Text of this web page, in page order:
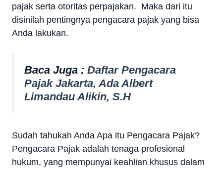
pajak serta otoritas perpajakan. Maka dari itu
disinilah pentingnya pengacara pajak yang bisa
Anda lakukan.
Baca Juga : Daftar Pengacara
Pajak Jakarta, Ada Albert
Limandau Alikin, S.H
Sudah tahukah Anda Apa itu Pengacara Pajak?
Pengacara Pajak adalah tenaga profesional
hukum, yang mempunyai keahlian khusus dalam